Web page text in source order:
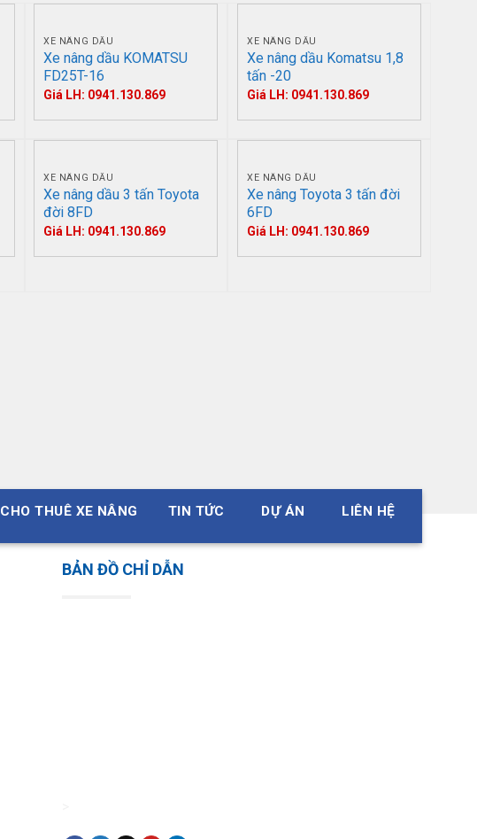
XE NÂNG DẦU
Xe nâng dầu KOMATSU
FD25T-16
Giá LH: 0941.130.869
XE NÂNG DẦU
Xe nâng dầu Komatsu 1,8
tấn -20
Giá LH: 0941.130.869
XE NÂNG DẦU
Xe nâng dầu 3 tấn Toyota
đời 8FD
Giá LH: 0941.130.869
XE NÂNG DẦU
Xe nâng Toyota 3 tấn đời
6FD
Giá LH: 0941.130.869
CHO THUÊ XE NÂNG TIN TỨC DỰ ÁN LIÊN HỆ
BẢN ĐỒ CHỈ DẪN